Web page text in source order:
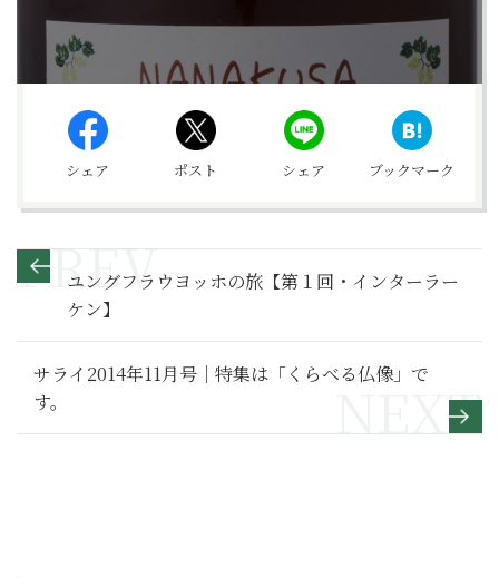
シェア ポスト シェア ブックマーク
ユングフラウヨッホの旅【第１回・インターラー
ケン】
サライ2014年11月号｜特集は「くらべる仏像」で
す。